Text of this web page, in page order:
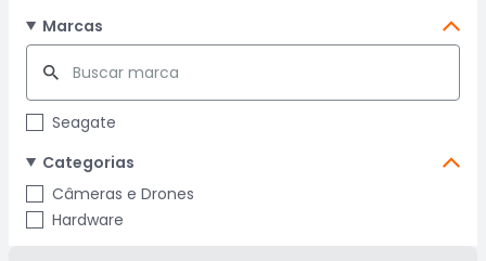
Marcas
Seagate
Categorias
Câmeras e Drones
Hardware